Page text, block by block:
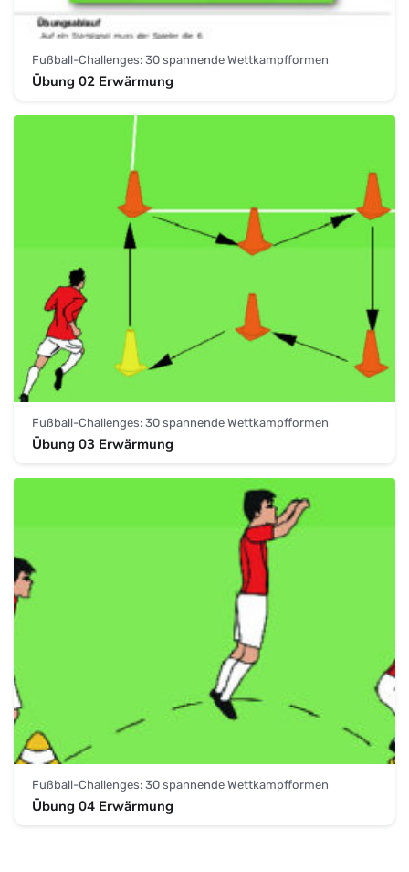
Fußball-Challenges: 30 spannende Wettkampfformen
Übung 02 Erwärmung
Fußball-Challenges: 30 spannende Wettkampfformen
Übung 03 Erwärmung
Fußball-Challenges: 30 spannende Wettkampfformen
Übung 04 Erwärmung